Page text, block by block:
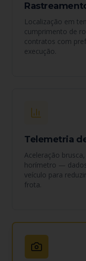
Localização em
cumprimento de
contratos com
execução.
Telemetria
Aceleração
horímetro —
veículo para
frota.